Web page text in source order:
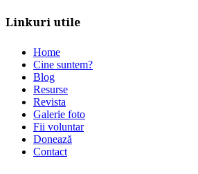
Linkuri utile
Home
Cine suntem?
Blog
Resurse
Revista
Galerie foto
Fii voluntar
Donează
Contact